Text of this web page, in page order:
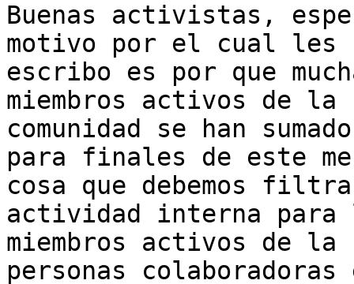
Buenas activistas,
motivo por el cual les
escribo es por que
miembros activos de la
comunidad se han
para finales de este
cosa que debemos
actividad interna para
miembros activos de la
personas